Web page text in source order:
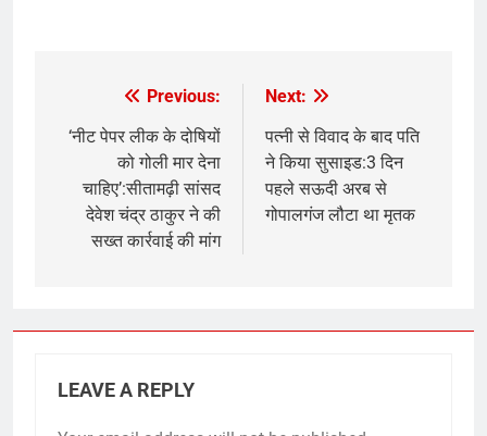
navigation
Previous:
‘नीट पेपर लीक के दोषियों
को गोली मार देना
चाहिए’:सीतामढ़ी सांसद
देवेश चंद्र ठाकुर ने की
सख्त कार्रवाई की मांग
Next:
पत्नी से विवाद के बाद पति
ने किया सुसाइड:3 दिन
पहले सऊदी अरब से
गोपालगंज लौटा था मृतक
LEAVE A REPLY